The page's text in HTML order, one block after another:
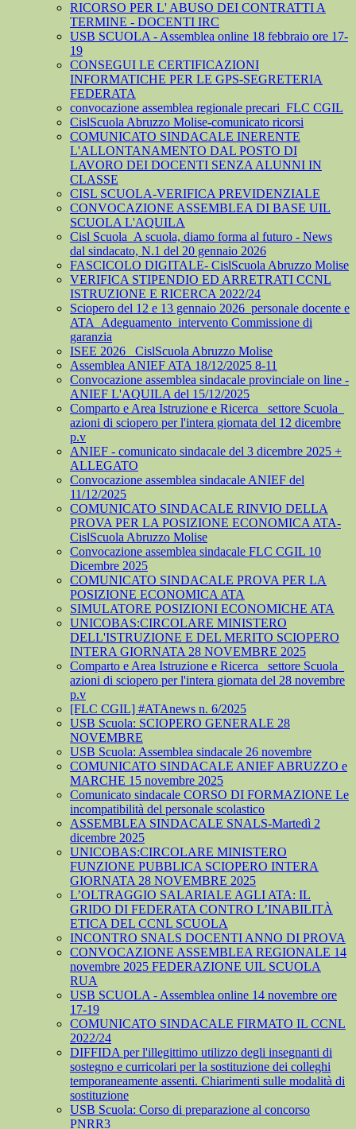
RICORSO PER L' ABUSO DEI CONTRATTI A
TERMINE - DOCENTI IRC
USB SCUOLA - Assemblea online 18 febbraio ore 17-
19
CONSEGUI LE CERTIFICAZIONI
INFORMATICHE PER LE GPS-SEGRETERIA
FEDERATA
convocazione assemblea regionale precari_FLC CGIL
CislScuola Abruzzo Molise-comunicato ricorsi
COMUNICATO SINDACALE INERENTE
L'ALLONTANAMENTO DAL POSTO DI
LAVORO DEI DOCENTI SENZA ALUNNI IN
CLASSE
CISL SCUOLA-VERIFICA PREVIDENZIALE
CONVOCAZIONE ASSEMBLEA DI BASE UIL
SCUOLA L'AQUILA
Cisl Scuola_A scuola, diamo forma al futuro - News
dal sindacato, N.1 del 20 gennaio 2026
FASCICOLO DIGITALE- CislScuola Abruzzo Molise
VERIFICA STIPENDIO ED ARRETRATI CCNL
ISTRUZIONE E RICERCA 2022/24
Sciopero del 12 e 13 gennaio 2026_personale docente e
ATA_Adeguamento_intervento Commissione di
garanzia
ISEE 2026_ CislScuola Abruzzo Molise
Assemblea ANIEF ATA 18/12/2025 8-11
Convocazione assemblea sindacale provinciale on line -
ANIEF L'AQUILA del 15/12/2025
Comparto e Area Istruzione e Ricerca_ settore Scuola_
azioni di sciopero per l'intera giornata del 12 dicembre
p.v
ANIEF - comunicato sindacale del 3 dicembre 2025 +
ALLEGATO
Convocazione assemblea sindacale ANIEF del
11/12/2025
COMUNICATO SINDACALE RINVIO DELLA
PROVA PER LA POSIZIONE ECONOMICA ATA-
CislScuola Abruzzo Molise
Convocazione assemblea sindacale FLC CGIL 10
Dicembre 2025
COMUNICATO SINDACALE PROVA PER LA
POSIZIONE ECONOMICA ATA
SIMULATORE POSIZIONI ECONOMICHE ATA
UNICOBAS:CIRCOLARE MINISTERO
DELL'ISTRUZIONE E DEL MERITO SCIOPERO
INTERA GIORNATA 28 NOVEMBRE 2025
Comparto e Area Istruzione e Ricerca_ settore Scuola_
azioni di sciopero per l'intera giornata del 28 novembre
p.v
[FLC CGIL] #ATAnews n. 6/2025
USB Scuola: SCIOPERO GENERALE 28
NOVEMBRE
USB Scuola: Assemblea sindacale 26 novembre
COMUNICATO SINDACALE ANIEF ABRUZZO e
MARCHE 15 novembre 2025
Comunicato sindacale CORSO DI FORMAZIONE Le
incompatibilità del personale scolastico
ASSEMBLEA SINDACALE SNALS-Martedì 2
dicembre 2025
UNICOBAS:CIRCOLARE MINISTERO
FUNZIONE PUBBLICA SCIOPERO INTERA
GIORNATA 28 NOVEMBRE 2025
L’OLTRAGGIO SALARIALE AGLI ATA: IL
GRIDO DI FEDERATA CONTRO L’INABILITÀ
ETICA DEL CCNL SCUOLA
INCONTRO SNALS DOCENTI ANNO DI PROVA
CONVOCAZIONE ASSEMBLEA REGIONALE 14
novembre 2025 FEDERAZIONE UIL SCUOLA
RUA
USB SCUOLA - Assemblea online 14 novembre ore
17-19
COMUNICATO SINDACALE FIRMATO IL CCNL
2022/24
DIFFIDA per l'illegittimo utilizzo degli insegnanti di
sostegno e curricolari per la sostituzione dei colleghi
temporaneamente assenti. Chiarimenti sulle modalità di
sostituzione
USB Scuola: Corso di preparazione al concorso
PNRR3